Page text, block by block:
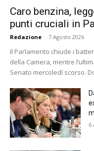
Caro benzina,
punti cruciali in
Redazione - 7 Agosto 2026
Il Parlamento chiude i
della Camera, mentre
Senato mercoledì scorso.
6